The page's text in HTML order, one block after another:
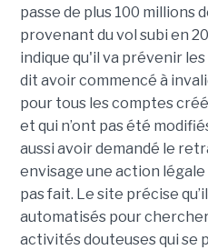
passe de plus 100 millions
provenant du vol subi en
indique qu'il va prévenir
dit avoir commencé à
pour tous les comptes
et qui n’ont pas été
aussi avoir demandé le
envisage une action légale
pas fait. Le site précise
automatisés pour
activités douteuses qui se